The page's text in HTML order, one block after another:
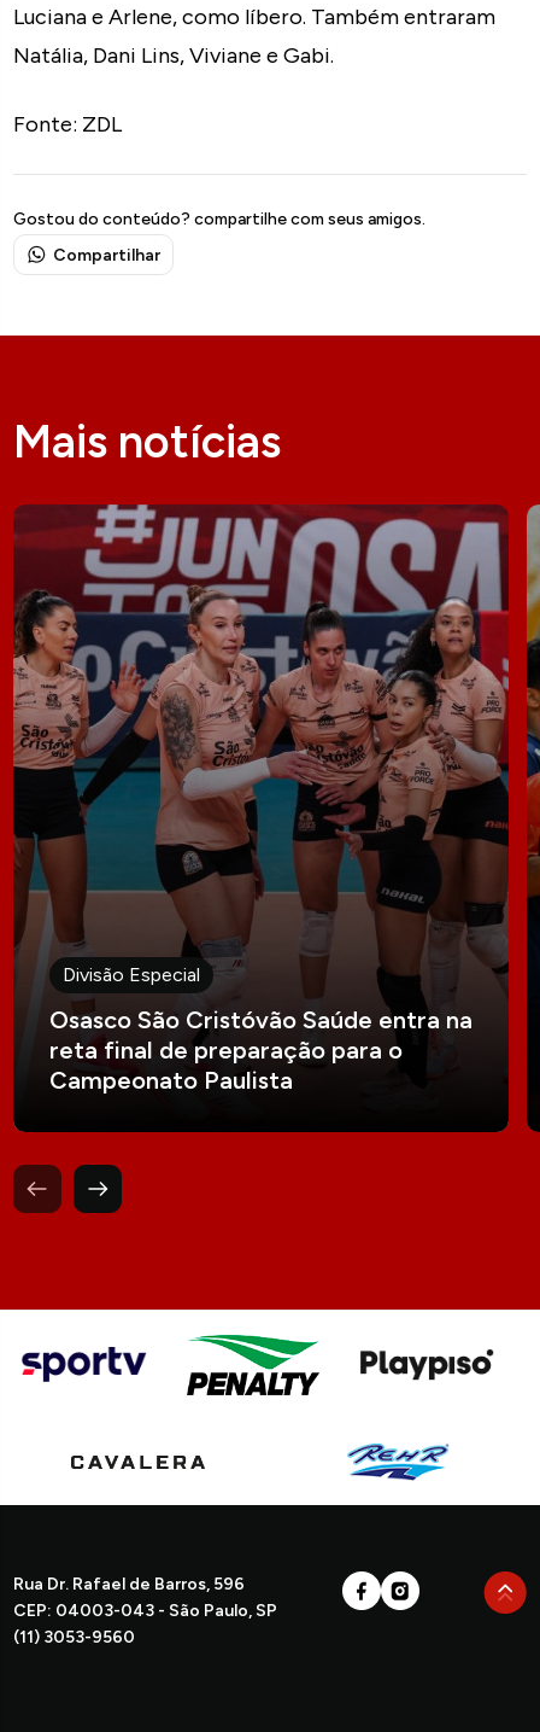
Luciana e Arlene, como líbero. Também entraram
Natália, Dani Lins, Viviane e Gabi.
Fonte: ZDL
Gostou do conteúdo? compartilhe com seus amigos.
Compartilhar
Mais notícias
Divisão Especial
Osasco São Cristóvão Saúde entra na
reta final de preparação para o
Campeonato Paulista
Rua Dr. Rafael de Barros, 596
CEP: 04003-043 - São Paulo, SP
(11) 3053-9560